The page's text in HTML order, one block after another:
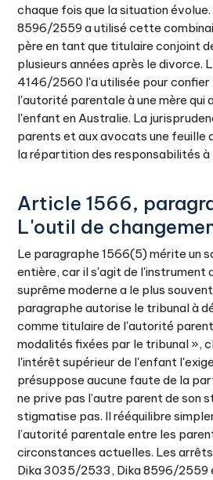
chaque fois que la situation
8596/2559 a utilisé cette
père en tant que titulaire conjoint
plusieurs années après le divorce.
4146/2560 l'a utilisée pour confier
l'autorité parentale à une mère qui
l'enfant en Australie. La
parents et aux avocats une feuille
la répartition des responsabilités à
Article 1566,
L'outil de
Le paragraphe 1566(5) mérite un
entière, car il s'agit de l'instrument
suprême moderne a le plus
paragraphe autorise le tribunal à
comme titulaire de l'autorité
modalités fixées par le tribunal »,
l'intérêt supérieur de l'enfant
présuppose aucune faute de la
ne prive pas l’autre parent de son
stigmatise pas. Il rééquilibre
l’autorité parentale entre les
circonstances actuelles. Les
Dika 3035/2533, Dika 8596/